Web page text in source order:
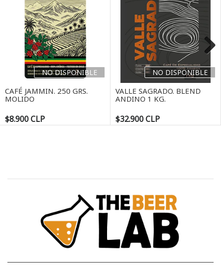
NO DISPONIBLE
CAFÉ JAMMIN. 250 GRS.
MOLIDO
$8.900 CLP
NO DISPONIBLE
VALLE SAGRADO. BLEND
ANDINO 1 KG.
$32.900 CLP
Next